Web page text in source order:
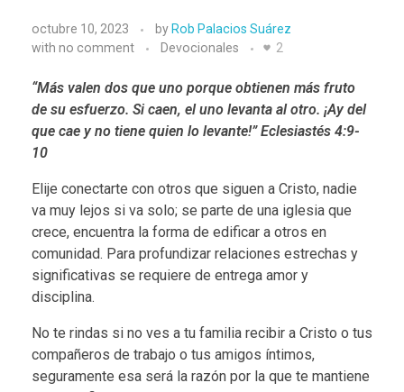
C
a
m
i
a
c
o
n
o
octubre 10, 2023 by Rob Palacios Suárez
with no comment Devocionales 2
“Más valen dos que uno porque obtienen más fruto
de su esfuerzo. Si caen, el uno levanta al otro. ¡Ay del
que cae y no tiene quien lo levante!” Eclesiastés 4:9-
10
Elije conectarte con otros que siguen a Cristo, nadie
va muy lejos si va solo; se parte de una iglesia que
crece, encuentra la forma de edificar a otros en
comunidad. Para profundizar relaciones estrechas y
significativas se requiere de entrega amor y
disciplina.
No te rindas si no ves a tu familia recibir a Cristo o tus
compañeros de trabajo o tus amigos íntimos,
seguramente esa será la razón por la que te mantiene